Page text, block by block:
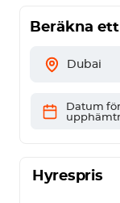
Beräkna
Dubai
Datum för
Hyrespris